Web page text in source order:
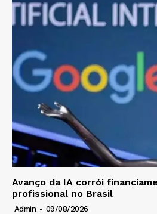
Avanço da IA corrói
profissional no Brasil
Admin - 09/08/2026